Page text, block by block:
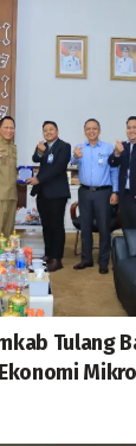
Tulang